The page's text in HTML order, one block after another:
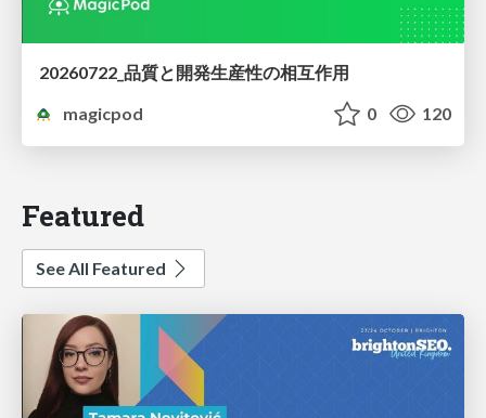
20260722_品質と開発生産性の相互作用
magicpod
0 120
Featured
See All Featured